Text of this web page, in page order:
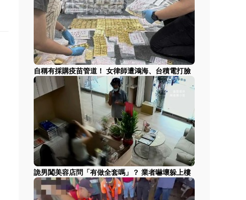
自稱有採購疫苗管道！ 女律師遭鴻海、台積電打臉
詭男闖美容店問「有做全套嗎」？ 業者嚇壞躲上樓